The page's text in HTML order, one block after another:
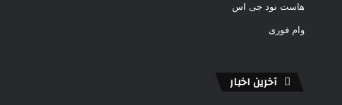
هاست نود جی اس
وام فوری
آخرین اخبار